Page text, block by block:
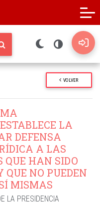
VOLVER
LA
DEFENSA
A LAS
QUE HAN SIDO
QUE NO PUEDEN
MISMAS
LA PRESIDENCIA